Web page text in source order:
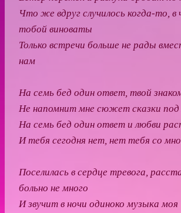
Что же вдруг случилось когда-то,
тобой виноваты
Только встречи больше не рады
нам
На семь бед один ответ, твой
Не напомнит мне сюжет сказки под
На семь бед один ответ и любви
И тебя сегодня нет, нет тебя со
Поселилась в сердце тревога,
больно не много
И звучит в ночи одиноко музыка моя